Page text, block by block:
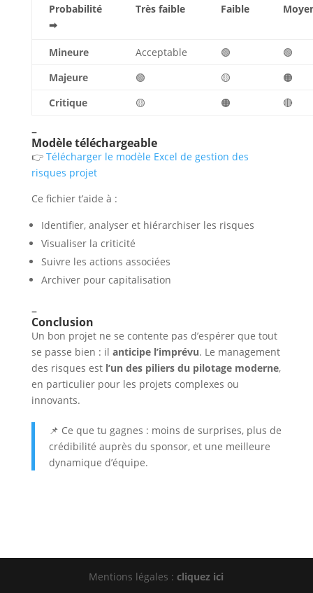
Probabilité
➡
Très faible Faible
Mineure Acceptable 🟢
🟢
Majeure
🟢 🟡
🟠
Critique
🟡 🟠 🔴
–
Modèle téléchargeable
👉Télécharger le modèle Excel de gestion des
risques projet
Ce fichier t’aide à :
Identifier, analyser et hiérarchiser les risques
Visualiser la criticité
Suivre les actions associées
Archiver pour capitalisation
–
Conclusion
Un bon projet ne se contente pas d’espérer que tout
se passe bien : il anticipe l’imprévu. Le management
des risques est l’un des piliers du pilotage moderne,
en particulier pour les projets complexes ou
innovants.
📌 Ce que tu gagnes : moins de surprises, plus de
crédibilité auprès du sponsor, et une meilleure
dynamique d’équipe.
Mentions légales :cliquez ici